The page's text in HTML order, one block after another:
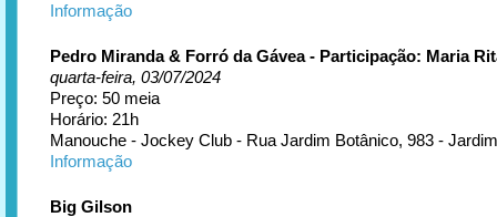
Informação
Pedro Miranda & Forró da Gávea - Participação: Maria
quarta-feira, 03/07/2024
Preço: 50 meia
Horário: 21h
Manouche - Jockey Club - Rua Jardim Botânico, 983 -
Informação
Big Gilson